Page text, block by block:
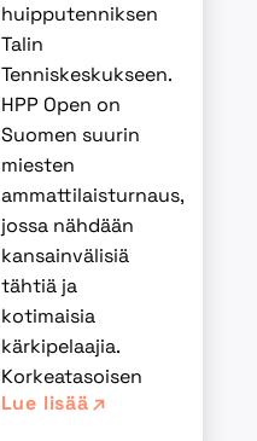
huipputenniksen
Talin
Tenniskeskukseen.
HPP Open on
Suomen suurin
miesten
ammattilaisturnaus,
jossa nähdään
kansainvälisiä
tähtiä ja
kotimaisia
kärkipelaajia.
Korkeatasoisen
Lue lisää